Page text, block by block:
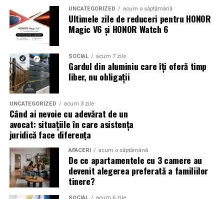
UNCATEGORIZED acum o săptămână
Ultimele zile de reduceri pentru HONOR
Magic V6 și HONOR Watch 6
SOCIAL acum 7 zile
Gardul din aluminiu care îți oferă timp
liber, nu obligații
UNCATEGORIZED acum 3 zile
Când ai nevoie cu adevărat de un
avocat: situațiile în care asistența
juridică face diferența
AFACERI acum o săptămână
De ce apartamentele cu 3 camere au
devenit alegerea preferată a familiilor
tinere?